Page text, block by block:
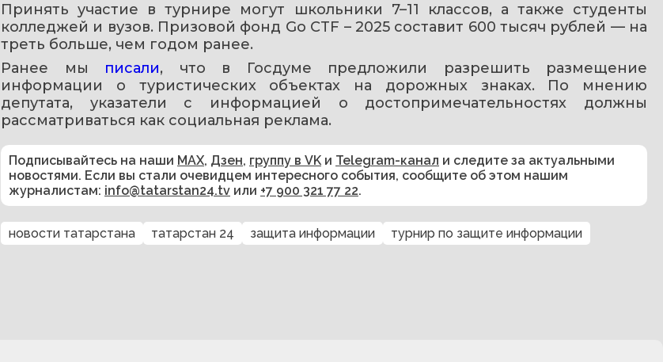
Принять участие в турнире могут школьники 7–11 классов, а также студенты
колледжей и вузов. Призовой фонд Go CTF – 2025 составит 600 тысяч рублей — на
треть больше, чем годом ранее.
Ранее мы писали, что в Госдуме предложили разрешить размещение
информации о туристических объектах на дорожных знаках. По мнению
депутата, указатели с информацией о достопримечательностях должны
рассматриваться как социальная реклама.
Подписывайтесь на наши MAX, Дзен, группу в VK и Telegram-канал и следите за актуальными
новостями. Если вы стали очевидцем интересного события, сообщите об этом нашим
журналистам: info@tatarstan24.tv или +7 900 321 77 22.
новости татарстана татарстан 24 защита информации турнир по защите информации